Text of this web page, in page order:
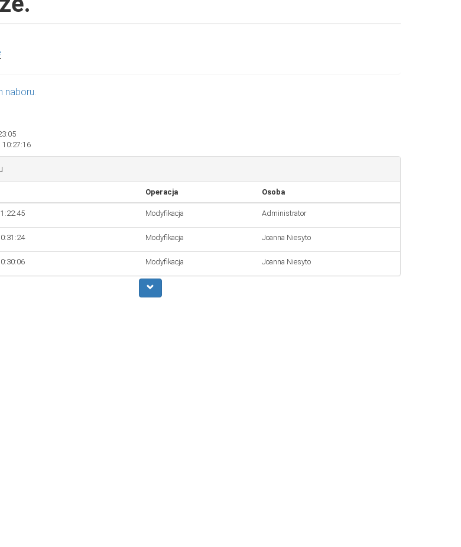
naboru.
10:27:16
Operacja Osoba
Modyfikacja Administrator
Modyfikacja Joanna Niesyto
Modyfikacja Joanna Niesyto